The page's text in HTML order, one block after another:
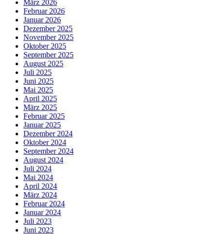
März 2026
Februar 2026
Januar 2026
Dezember 2025
November 2025
Oktober 2025
September 2025
August 2025
Juli 2025
Juni 2025
Mai 2025
April 2025
März 2025
Februar 2025
Januar 2025
Dezember 2024
Oktober 2024
September 2024
August 2024
Juli 2024
Mai 2024
April 2024
März 2024
Februar 2024
Januar 2024
Juli 2023
Juni 2023